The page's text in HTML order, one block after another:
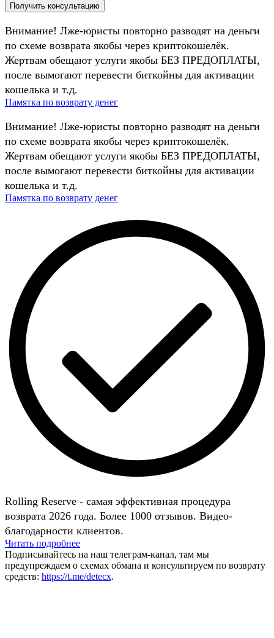
Внимание! Лже-юристы повторно разводят на деньги
по схеме возврата якобы через криптокошелёк.
Жертвам обещают услуги якобы БЕЗ ПРЕДОПЛАТЫ,
после вымогают перевести биткойны для активации
кошелька и т.д.
Памятка по возврату денег
Внимание! Лже-юристы повторно разводят на деньги
по схеме возврата якобы через криптокошелёк.
Жертвам обещают услуги якобы БЕЗ ПРЕДОПЛАТЫ,
после вымогают перевести биткойны для активации
кошелька и т.д.
Памятка по возврату денег
Rolling Reserve - самая эффективная процедура
возврата 2026 года. Более 1000 отзывов. Видео-
благодарности клиентов.
Читать подробнее
Подписывайтесь на наш телеграм-канал, там мы
предупреждаем о схемах обмана и консультируем по возврату
средств: https://t.me/detecx.